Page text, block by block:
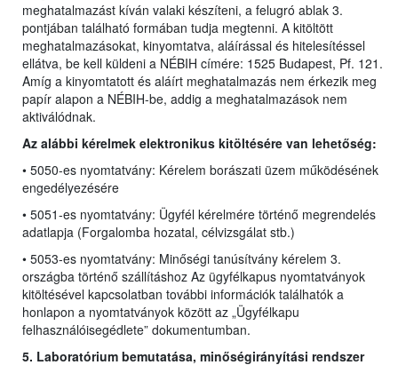
meghatalmazást kíván valaki készíteni, a felugró ablak 3.
pontjában található formában tudja megtenni. A kitöltött
meghatalmazásokat, kinyomtatva, aláírással és hitelesítéssel
ellátva, be kell küldeni a NÉBIH címére: 1525 Budapest, Pf. 121.
Amíg a kinyomtatott és aláírt meghatalmazás nem érkezik meg
papír alapon a NÉBIH-be, addig a meghatalmazások nem
aktiválódnak.
Az alábbi kérelmek elektronikus kitöltésére van lehetőség:
• 5050-es nyomtatvány: Kérelem borászati üzem működésének
engedélyezésére
• 5051-es nyomtatvány: Ügyfél kérelmére történő megrendelés
adatlapja (Forgalomba hozatal, célvizsgálat stb.)
• 5053-es nyomtatvány: Minőségi tanúsítvány kérelem 3.
országba történő szállításhoz Az ügyfélkapus nyomtatványok
kitöltésével kapcsolatban további információk találhatók a
honlapon a nyomtatványok között az „Ügyfélkapu
felhasználóisegédlete” dokumentumban.
5. Laboratórium bemutatása, minőségirányítási rendszer